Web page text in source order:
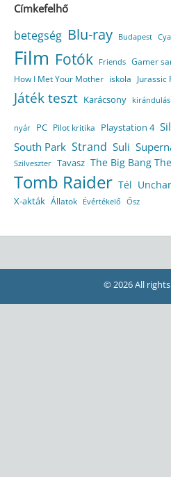
Címkefelhő
betegség Blu-ray Budapest
Film Fotók Friends Gamer
How I Met Your Mother iskola Jurassic
Játék teszt Karácsony kirándulás
nyár PC Pilot kritika Playstation 4
South Park Strand Suli
Szilveszter Tavasz The Big Bang
Tomb Raider Tél
X-akták Állatok Évértékelő Ősz
© 2026 All